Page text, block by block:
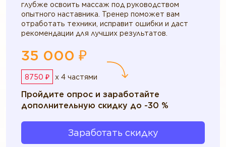
глубже освоить массаж под руководством
опытного наставника. Тренер поможет вам
отработать техники, исправит ошибки и даст
рекомендации для лучших результатов.
35 000 ₽
8750 ₽ x 4 частями
Пройдите опрос и заработайте
дополнительную скидку до -30 %
Заработать скидку